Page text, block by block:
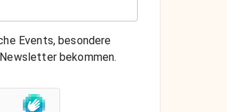
Events, besondere
bekommen.